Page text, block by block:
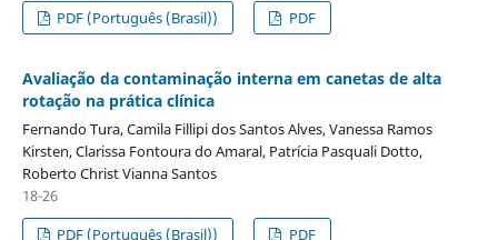
PDF (Português (Brasil))
PDF
Avaliação da contaminação interna em canetas de alta
rotação na prática clínica
Fernando Tura, Camila Fillipi dos Santos Alves, Vanessa Ramos
Kirsten, Clarissa Fontoura do Amaral, Patrícia Pasquali Dotto,
Roberto Christ Vianna Santos
18-26
PDF (Português (Brasil))
PDF